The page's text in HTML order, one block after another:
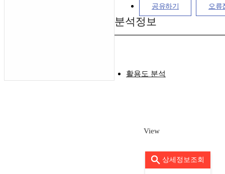
공유하기 오류
분석정보
활용도 분석
View
상세정보조회